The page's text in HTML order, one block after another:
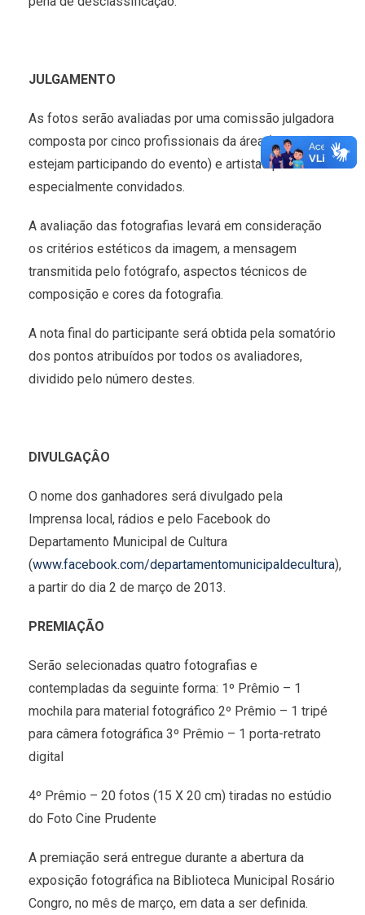
JULGAMENTO
As fotos serão avaliadas por uma comissão julgadora
composta por cinco profissionais da área (que não
estejam participando do evento) e artistas plásticos
especialmente convidados.
A avaliação das fotografias levará em consideração
os critérios estéticos da imagem, a mensagem
transmitida pelo fotógrafo, aspectos técnicos de
composição e cores da fotografia.
A nota final do participante será obtida pela somatório
dos pontos atribuídos por todos os avaliadores,
dividido pelo número destes.
DIVULGAÇÂO
O nome dos ganhadores será divulgado pela
Imprensa local, rádios e pelo Facebook do
Departamento Municipal de Cultura
(www.facebook.com/departamentomunicipaldecultura),
a partir do dia 2 de março de 2013.
PREMIAÇÃO
Serão selecionadas quatro fotografias e
contempladas da seguinte forma: 1º Prêmio – 1
mochila para material fotográfico 2º Prêmio – 1 tripé
para câmera fotográfica 3º Prêmio – 1 porta-retrato
digital
4º Prêmio – 20 fotos (15 X 20 cm) tiradas no estúdio
do Foto Cine Prudente
A premiação será entregue durante a abertura da
exposição fotográfica na Biblioteca Municipal Rosário
Congro, no mês de março, em data a ser definida.